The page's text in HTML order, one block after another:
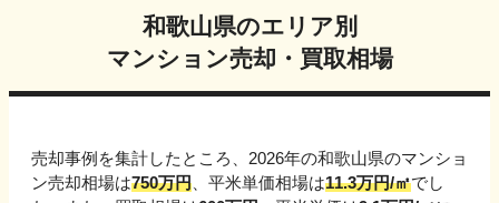
和歌山県のエリア別
マンション売却・買取相場
売却事例を集計したところ、 2026年の和歌山県のマンショ
ン売却相場は750万円、平米単価相場は11.3万円/㎡でし